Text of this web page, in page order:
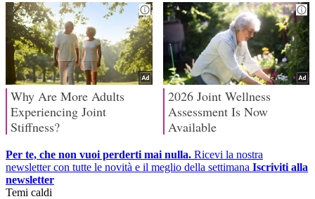
Per te, che non vuoi perderti mai nulla. Ricevi la nostra
newsletter con tutte le novità e il meglio della settimana Iscriviti alla
newsletter
Temi caldi